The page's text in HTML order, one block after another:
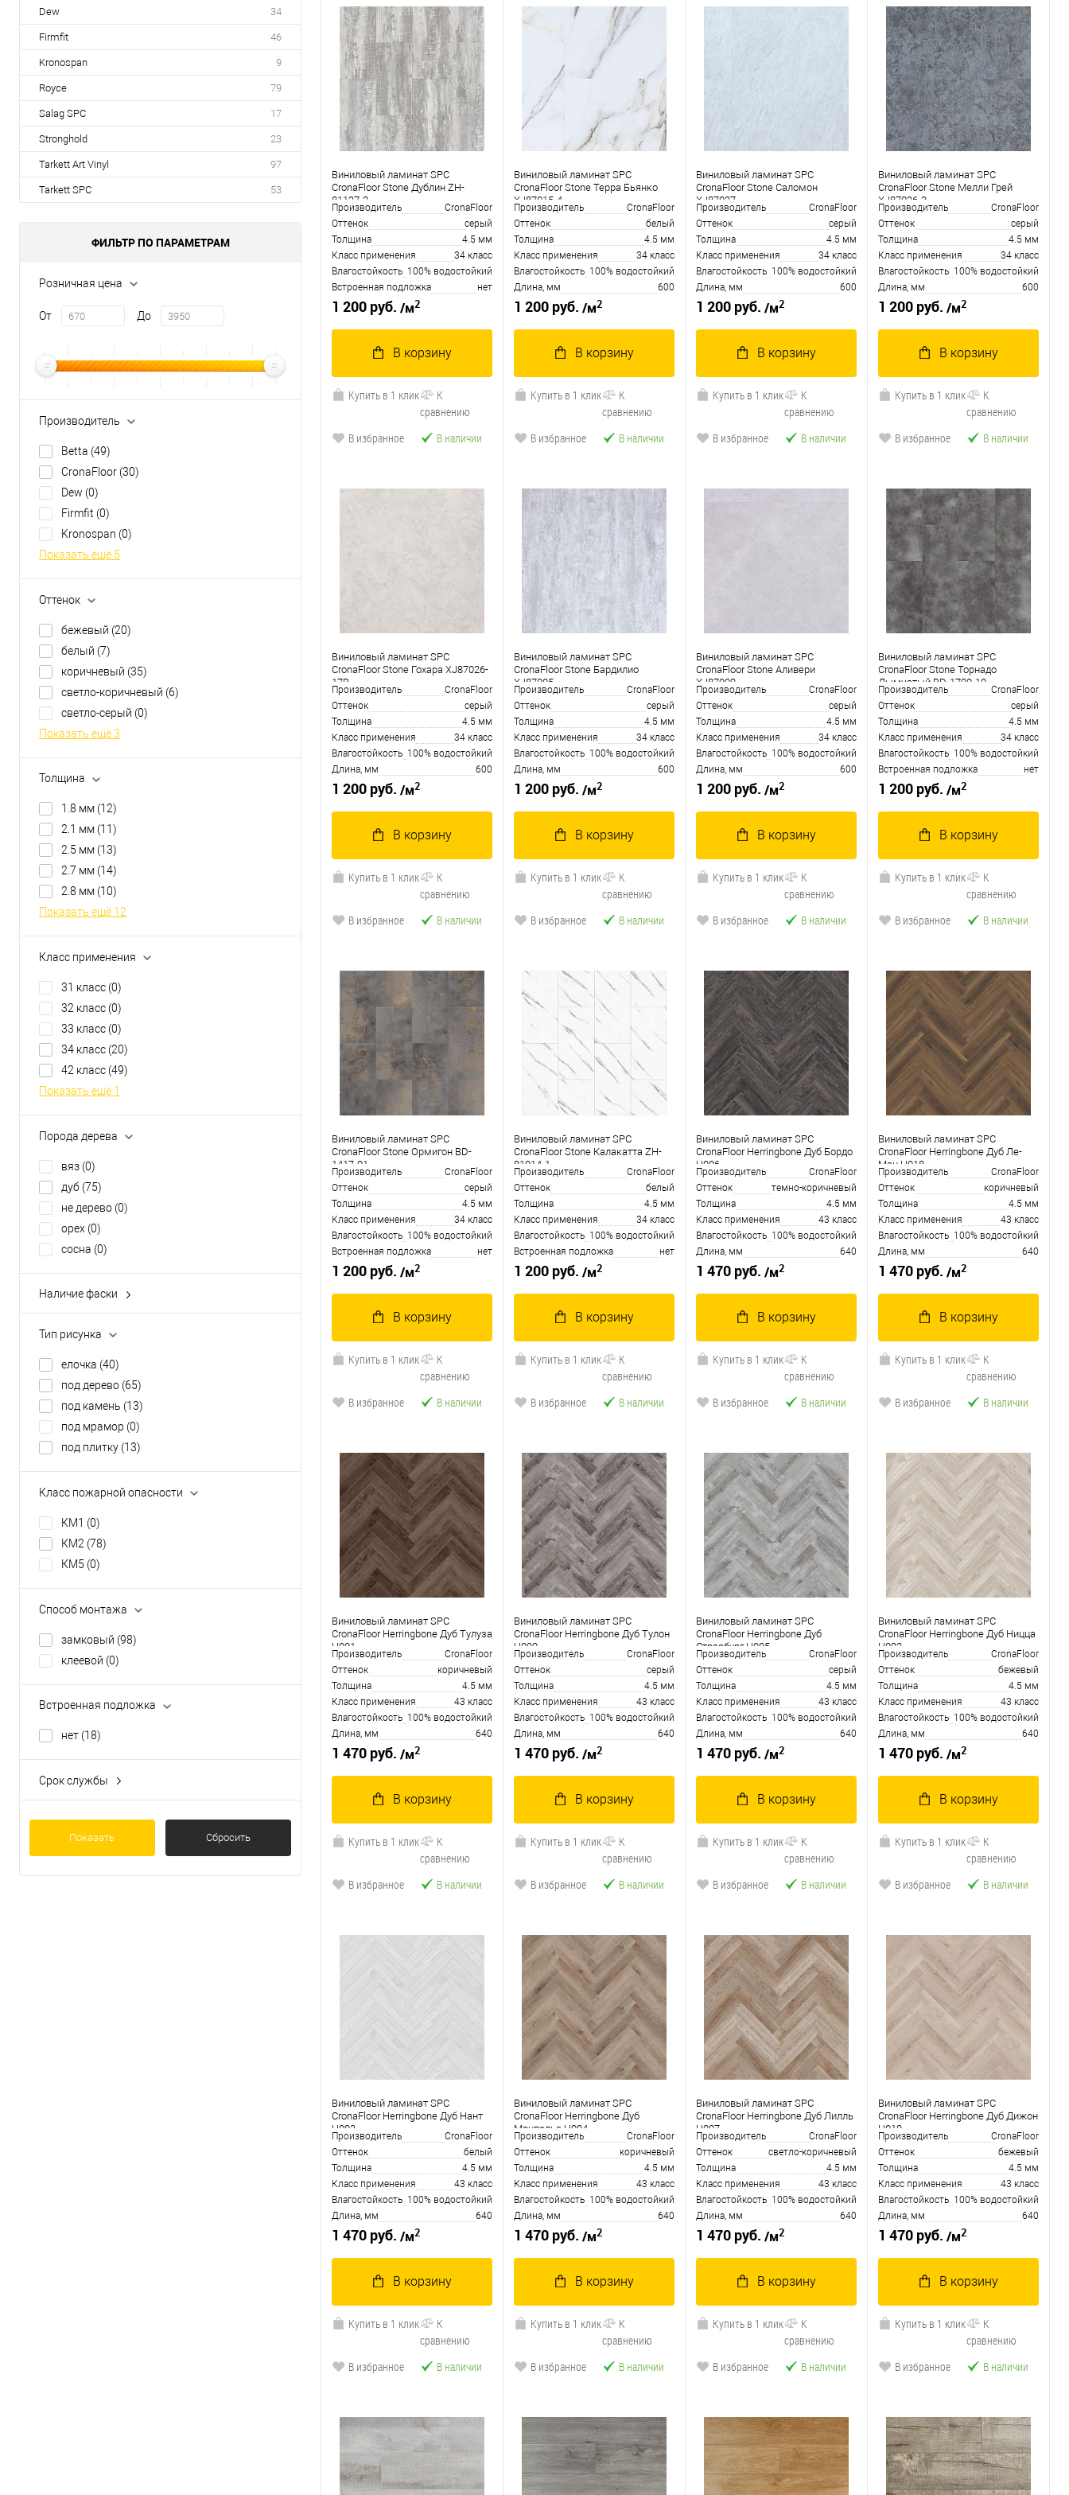
Dew 34
Firmfit 46
Kronospan 9
Royce 79
Salag SPC 17
Stronghold 23
Tarkett Art Vinyl 97
Tarkett SPC 53
ФИЛЬТР ПО ПАРАМЕТРАМ
Розничная цена
От До
Производитель
Betta (49)
CronaFloor (30)
Dew (0)
Firmfit (0)
Kronospan (0)
Показать ещё 5
Оттенок
бежевый (20)
белый (7)
коричневый (35)
светло-коричневый (6)
светло-серый (0)
Показать ещё 3
Толщина
1.8 мм (12)
2.1 мм (11)
2.5 мм (13)
2.7 мм (14)
2.8 мм (10)
Показать ещё 12
Класс применения
31 класс (0)
32 класс (0)
33 класс (0)
34 класс (20)
42 класс (49)
Показать ещё 1
Порода дерева
вяз (0)
дуб (75)
не дерево (0)
орех (0)
сосна (0)
Наличие фаски
микрофаска(0)
нет(10)
Тип рисунка
елочка (40)
под дерево (65)
под камень (13)
под мрамор (0)
под плитку (13)
Класс пожарной опасности
КМ1 (0)
КМ2 (78)
КМ5 (0)
Способ монтажа
замковый (98)
клеевой (0)
Встроенная подложка
нет (18)
Срок службы
Показать Сбросить
Виниловый ламинат SPC
CronaFloor Stone Дублин ZH-
81127-2
Производитель
CronaFloor
Оттенок
серый
Толщина
4.5 мм
Класс применения
34 класс
Влагостойкость 100% водостойкий
Встроенная подложка
нет
1 200 руб. /м2
В корзину
Купить в 1 клик
К
сравнению
В избранное
В наличии
Виниловый ламинат SPC
CronaFloor Stone Терра Бьянко
XJ87015-4
Производитель
CronaFloor
Оттенок
белый
Толщина
4.5 мм
Класс применения
34 класс
Влагостойкость 100% водостойкий
Длина, мм
600
1 200 руб. /м2
В корзину
Купить в 1 клик
К
сравнению
В избранное
В наличии
Виниловый ламинат SPC
CronaFloor Stone Саломон
XJ87027
Производитель
CronaFloor
Оттенок
серый
Толщина
4.5 мм
Класс применения
34 класс
Влагостойкость 100% водостойкий
Длина, мм
600
1 200 руб. /м2
В корзину
Купить в 1 клик
К
сравнению
В избранное
В наличии
Виниловый ламинат SPC
CronaFloor Stone Мелли Грей
XJ87026-3
Производитель
CronaFloor
Оттенок
серый
Толщина
4.5 мм
Класс применения
34 класс
Влагостойкость 100% водостойкий
Длина, мм
600
1 200 руб. /м2
В корзину
Купить в 1 клик
К
сравнению
В избранное
В наличии
Виниловый ламинат SPC
CronaFloor Stone Гохара XJ87026-
17B
Производитель
CronaFloor
Оттенок
серый
Толщина
4.5 мм
Класс применения
34 класс
Влагостойкость 100% водостойкий
Длина, мм
600
1 200 руб. /м2
В корзину
Купить в 1 клик
К
сравнению
В избранное
В наличии
Виниловый ламинат SPC
CronaFloor Stone Бардилио
XJ87005
Производитель
CronaFloor
Оттенок
серый
Толщина
4.5 мм
Класс применения
34 класс
Влагостойкость 100% водостойкий
Длина, мм
600
1 200 руб. /м2
В корзину
Купить в 1 клик
К
сравнению
В избранное
В наличии
Виниловый ламинат SPC
CronaFloor Stone Аливери
XJ87009
Производитель
CronaFloor
Оттенок
серый
Толщина
4.5 мм
Класс применения
34 класс
Влагостойкость 100% водостойкий
Длина, мм
600
1 200 руб. /м2
В корзину
Купить в 1 клик
К
сравнению
В избранное
В наличии
Виниловый ламинат SPC
CronaFloor Stone Торнадо
Дымчатый BD-1790-10
Производитель
CronaFloor
Оттенок
серый
Толщина
4.5 мм
Класс применения
34 класс
Влагостойкость 100% водостойкий
Встроенная подложка
нет
1 200 руб. /м2
В корзину
Купить в 1 клик
К
сравнению
В избранное
В наличии
Виниловый ламинат SPC
CronaFloor Stone Ормигон BD-
1417-01
Производитель
CronaFloor
Оттенок
серый
Толщина
4.5 мм
Класс применения
34 класс
Влагостойкость 100% водостойкий
Встроенная подложка
нет
1 200 руб. /м2
В корзину
Купить в 1 клик
К
сравнению
В избранное
В наличии
Виниловый ламинат SPC
CronaFloor Stone Калакатта ZH-
81014-1
Производитель
CronaFloor
Оттенок
белый
Толщина
4.5 мм
Класс применения
34 класс
Влагостойкость 100% водостойкий
Встроенная подложка
нет
1 200 руб. /м2
В корзину
Купить в 1 клик
К
сравнению
В избранное
В наличии
Виниловый ламинат SPC
CronaFloor Herringbone Дуб Бордо
H006
Производитель
CronaFloor
Оттенок
темно-коричневый
Толщина
4.5 мм
Класс применения
43 класс
Влагостойкость 100% водостойкий
Длина, мм
640
1 470 руб. /м2
В корзину
Купить в 1 клик
К
сравнению
В избранное
В наличии
Виниловый ламинат SPC
CronaFloor Herringbone Дуб Ле-
Ман H018
Производитель
CronaFloor
Оттенок
коричневый
Толщина
4.5 мм
Класс применения
43 класс
Влагостойкость 100% водостойкий
Длина, мм
640
1 470 руб. /м2
В корзину
Купить в 1 клик
К
сравнению
В избранное
В наличии
Виниловый ламинат SPC
CronaFloor Herringbone Дуб Тулуза
H001
Производитель
CronaFloor
Оттенок
коричневый
Толщина
4.5 мм
Класс применения
43 класс
Влагостойкость 100% водостойкий
Длина, мм
640
1 470 руб. /м2
В корзину
Купить в 1 клик
К
сравнению
В избранное
В наличии
Виниловый ламинат SPC
CronaFloor Herringbone Дуб Тулон
H009
Производитель
CronaFloor
Оттенок
серый
Толщина
4.5 мм
Класс применения
43 класс
Влагостойкость 100% водостойкий
Длина, мм
640
1 470 руб. /м2
В корзину
Купить в 1 клик
К
сравнению
В избранное
В наличии
Виниловый ламинат SPC
CronaFloor Herringbone Дуб
Страсбург H005
Производитель
CronaFloor
Оттенок
серый
Толщина
4.5 мм
Класс применения
43 класс
Влагостойкость 100% водостойкий
Длина, мм
640
1 470 руб. /м2
В корзину
Купить в 1 клик
К
сравнению
В избранное
В наличии
Виниловый ламинат SPC
CronaFloor Herringbone Дуб Ницца
H002
Производитель
CronaFloor
Оттенок
бежевый
Толщина
4.5 мм
Класс применения
43 класс
Влагостойкость 100% водостойкий
Длина, мм
640
1 470 руб. /м2
В корзину
Купить в 1 клик
К
сравнению
В избранное
В наличии
Виниловый ламинат SPC
CronaFloor Herringbone Дуб Нант
H003
Производитель
CronaFloor
Оттенок
белый
Толщина
4.5 мм
Класс применения
43 класс
Влагостойкость 100% водостойкий
Длина, мм
640
1 470 руб. /м2
В корзину
Купить в 1 клик
К
сравнению
В избранное
В наличии
Виниловый ламинат SPC
CronaFloor Herringbone Дуб
Монпелье H004
Производитель
CronaFloor
Оттенок
коричневый
Толщина
4.5 мм
Класс применения
43 класс
Влагостойкость 100% водостойкий
Длина, мм
640
1 470 руб. /м2
В корзину
Купить в 1 клик
К
сравнению
В избранное
В наличии
Виниловый ламинат SPC
CronaFloor Herringbone Дуб Лилль
H007
Производитель
CronaFloor
Оттенок
светло-коричневый
Толщина
4.5 мм
Класс применения
43 класс
Влагостойкость 100% водостойкий
Длина, мм
640
1 470 руб. /м2
В корзину
Купить в 1 клик
К
сравнению
В избранное
В наличии
Виниловый ламинат SPC
CronaFloor Herringbone Дуб Дижон
H010
Производитель
CronaFloor
Оттенок
бежевый
Толщина
4.5 мм
Класс применения
43 класс
Влагостойкость 100% водостойкий
Длина, мм
640
1 470 руб. /м2
В корзину
Купить в 1 клик
К
сравнению
В избранное
В наличии